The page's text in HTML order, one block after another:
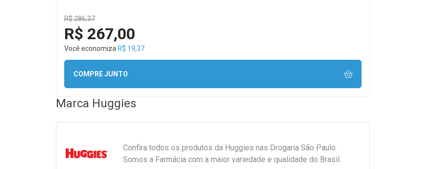
R$ 286,37
R$ 267,00
Você economiza R$ 19,37
COMPRE JUNTO
Marca Huggies
Confira todos os produtos da Huggies nas Drogaria São Paulo.
Somos a Farmácia com a maior variedade e qualidade do Brasil.